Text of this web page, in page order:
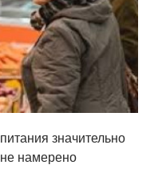
значительно
не намерено